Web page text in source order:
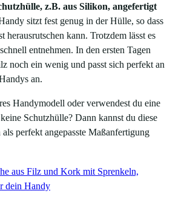
z.B. aus Silikon, angefertigt
sitzt fest genug in der Hülle, so dass
herausrutschen kann. Trotzdem lässt es
entnehmen. In den ersten Tagen
noch ein wenig und passt sich perfekt an
an.
Handymodell oder verwendest du eine
Schutzhülle? Dann kannst du diese
perfekt angepasste Maßanfertigung
aus Filz und Kork mit Sprenkeln,
dein Handy